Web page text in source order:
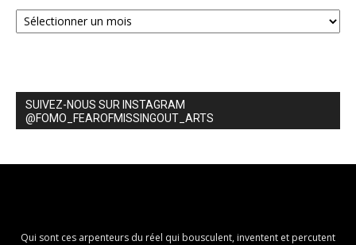
Archives
SUIVEZ-NOUS SUR INSTAGRAM
@FOMO_FEAROFMISSINGOUT_ARTS
Qui sont ces arpenteurs du réel qui bousculent, inventent et percutent